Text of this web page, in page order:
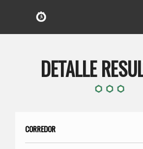
DETALLE
CORREDOR